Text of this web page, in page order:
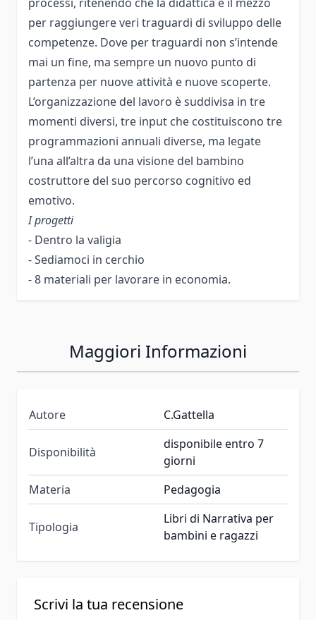
per raggiungere veri traguardi di sviluppo delle
competenze. Dove per traguardi non s’intende
mai un fine, ma sempre un nuovo punto di
partenza per nuove attività e nuove scoperte.
L’organizzazione del lavoro è suddivisa in tre
momenti diversi, tre input che costituiscono tre
programmazioni annuali diverse, ma legate
l’una all’altra da una visione del bambino
costruttore del suo percorso cognitivo ed
emotivo.
I progetti
- Dentro la valigia
- Sediamoci in cerchio
- 8 materiali per lavorare in economia.
Maggiori Informazioni
Autore C.Gattella
Disponibilità
disponibile entro 7
giorni
Materia
Pedagogia
Tipologia
Libri di Narrativa per
bambini e ragazzi
Scrivi la tua recensione